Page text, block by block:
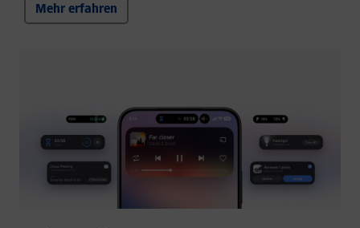
Mehr erfahren